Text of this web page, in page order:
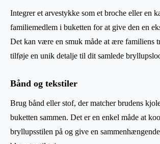
Integrer et arvestykke som et broche eller en
familiemedlem i buketten for at give den en
Det kan være en smuk måde at ære familiens
tilføje en unik detalje til dit samlede
Bånd og tekstiler
Brug bånd eller stof, der matcher brudens
buketten sammen. Det er en enkel måde at
bryllupsstilen på og give en